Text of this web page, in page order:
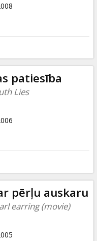
patiesība
Lies
pērļu auskaru
earring (movie)